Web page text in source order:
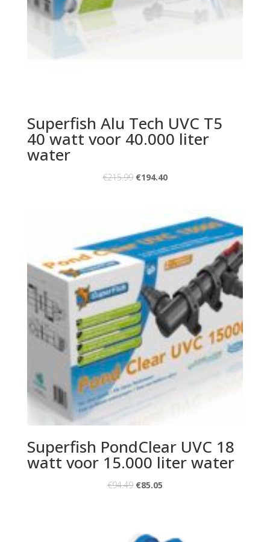
Superfish Alu Tech UVC T5
40 watt voor 40.000 liter
water
€215.99 €194.40
Superfish PondClear UVC 18
watt voor 15.000 liter water
€94.49 €85.05